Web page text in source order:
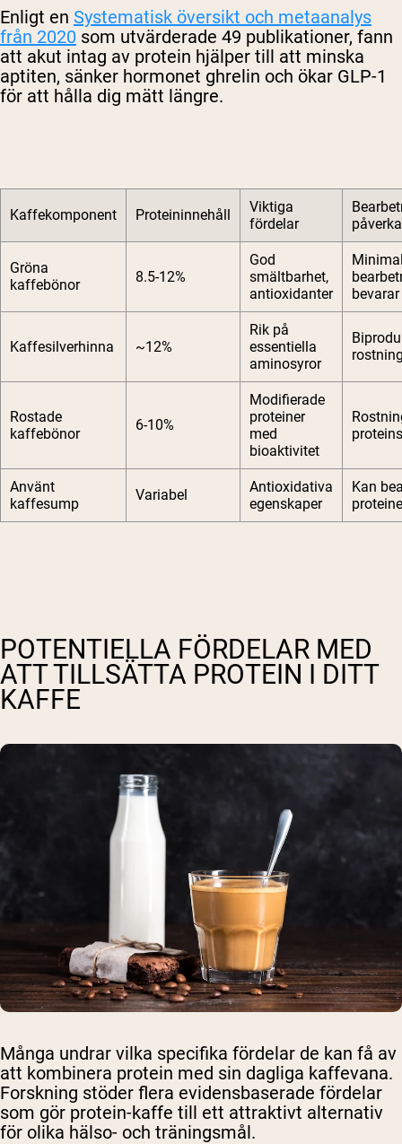
Enligt en Systematisk översikt och metaanalys
från 2020 som utvärderade 49 publikationer, fann
att akut intag av protein hjälper till att minska
aptiten, sänker hormonet ghrelin och ökar GLP-1
för att hålla dig mätt längre.
Kaffekomponent Proteininnehåll
Viktiga
fördelar
Gröna
kaffebönor
8.5-12%
God
smältbarhet,
antioxidanter
Kaffesilverhinna ~12%
Rik på
essentiella
aminosyror
Rostade
kaffebönor
6-10%
Modifierade
proteiner
med
bioaktivitet
Använt
kaffesump
Variabel
Antioxidativa
egenskaper
Kan
POTENTIELLA FÖRDELAR MED
ATT TILLSÄTTA PROTEIN I DITT
KAFFE
Många undrar vilka specifika fördelar de kan få av
att kombinera protein med sin dagliga kaffevana.
Forskning stöder flera evidensbaserade fördelar
som gör protein-kaffe till ett attraktivt alternativ
för olika hälso- och träningsmål.